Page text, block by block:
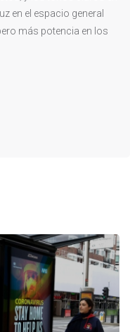
en el espacio general
más potencia en los